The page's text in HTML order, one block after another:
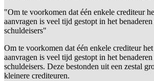
"Om te voorkomen dat één enkele crediteur
aanvragen is veel tijd gestopt in het
schuldeisers"
Om te voorkomen dat één enkele crediteur
aanvragen is veel tijd gestopt in het
schuldeisers. Deze bestonden uit een zestal
kleinere crediteuren.